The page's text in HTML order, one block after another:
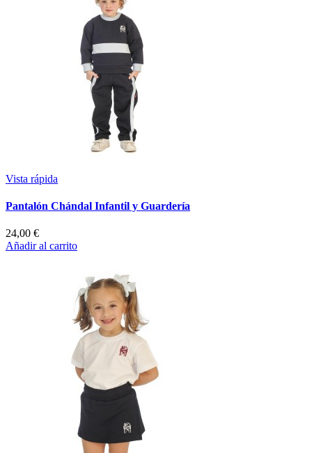
Vista rápida
Pantalón Chándal Infantil y Guardería
24,00 €
Añadir al carrito